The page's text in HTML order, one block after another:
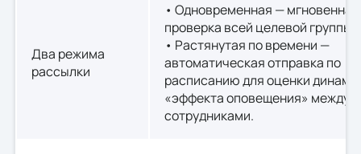
Два режима
рассылки
• Одновременная — мгновенная
проверка всей целевой группы.
• Растянутая по времени —
автоматическая отправка по
расписанию для оценки
«эффекта оповещения» между
сотрудниками.